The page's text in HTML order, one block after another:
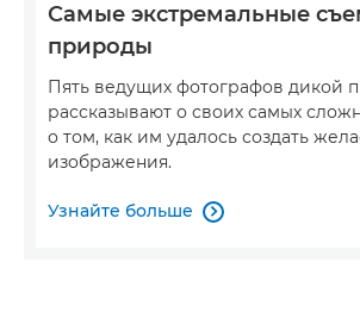
Самые экстремальные
природы
Пять ведущих фотографов дикой
рассказывают о своих самых
о том, как им удалось создать
изображения.
Узнайте больше 